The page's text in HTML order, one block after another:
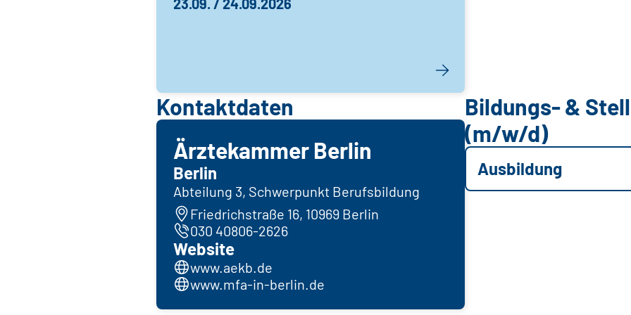
23.09. / 24.09.2026
Kontaktdaten
Ärztekammer Berlin
Berlin
Abteilung 3, Schwerpunkt Berufsbildung
Friedrichstraße 16, 10969 Berlin
030 40806-2626
Website
www.aekb.de
www.mfa-in-berlin.de
Bildungs- &
(m/w/d)
Ausbildung